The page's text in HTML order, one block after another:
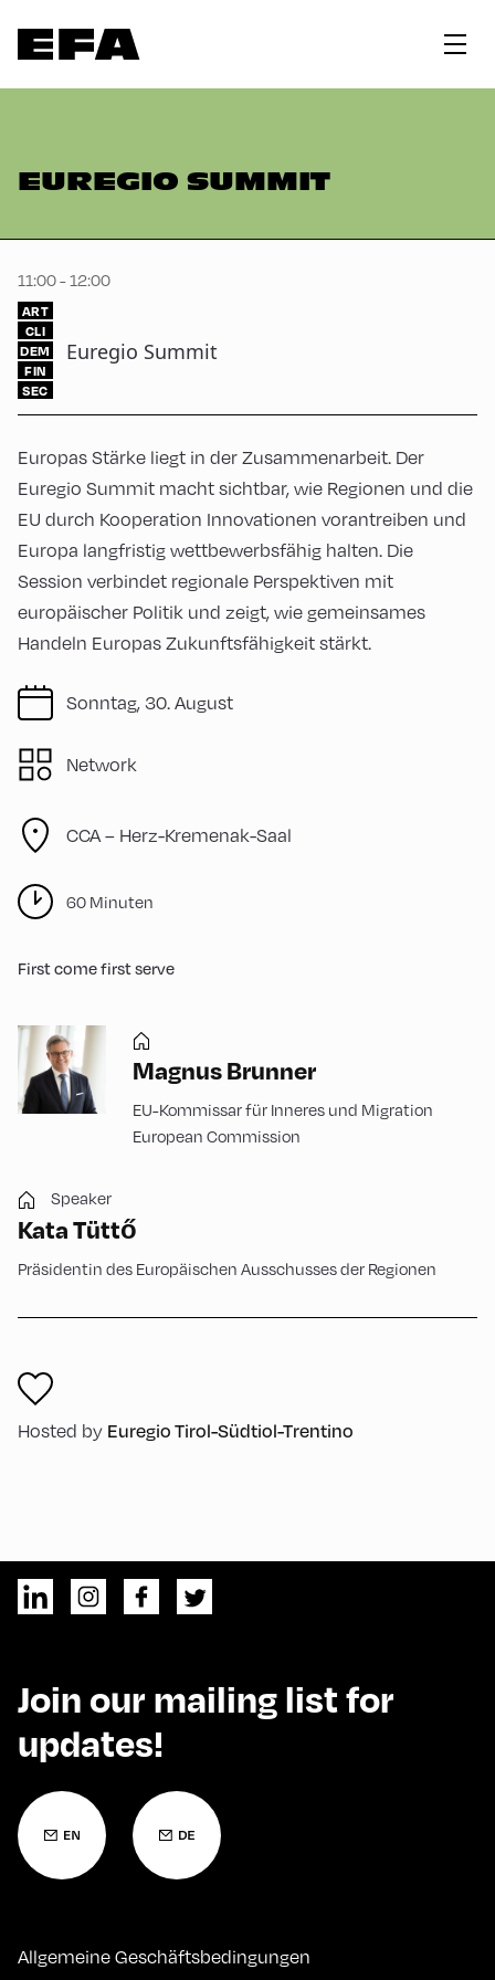
EUREGIO SUMMIT
11:00 - 12:00
ART
CLI
DEM
FIN
SEC
Euregio Summit
Sonntag, 30. August
Network
CCA – Herz-Kremenak-Saal
60 Minuten
First come first serve
Europas Stärke liegt in der Zusammenarbeit. Der
Euregio Summit macht sichtbar, wie Regionen und die
EU durch Kooperation Innovationen vorantreiben und
Europa langfristig wettbewerbsfähig halten. Die
Session verbindet regionale Perspektiven mit
europäischer Politik und zeigt, wie gemeinsames
Handeln Europas Zukunftsfähigkeit stärkt.
Hosted by Euregio Tirol-Südtiol-Trentino
Magnus Brunner
EU-Kommissar für Inneres und Migration
European Commission
Speaker
Kata Tüttő
Präsidentin des Europäischen Ausschusses der Regionen
Join our mailing list for
updates!
Allgemeine Geschäftsbedingungen